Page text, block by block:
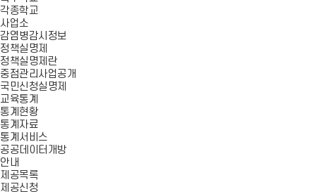
각종학교
사업소
감염병감시정보
정책실명제
정책실명제란
중점관리사업공개
국민신청실명제
교육통계
통계현황
통계자료
통계서비스
공공데이터개방
안내
제공목록
제공신청